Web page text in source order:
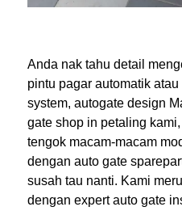
Anda nak tahu detail
pintu pagar automatik
system, autogate design
gate shop in petaling
tengok macam-macam
dengan auto gate
susah tau nanti. Kami
dengan expert auto gate